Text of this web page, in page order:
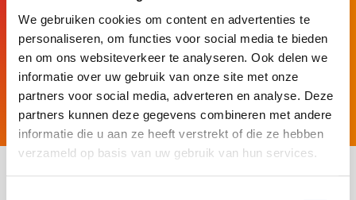
We gebruiken cookies om content en advertenties te
personaliseren, om functies voor social media te bieden
en om ons websiteverkeer te analyseren. Ook delen we
informatie over uw gebruik van onze site met onze
partners voor social media, adverteren en analyse. Deze
partners kunnen deze gegevens combineren met andere
informatie die u aan ze heeft verstrekt of die ze hebben
verzameld op basis van uw gebruik van hun services.
Wil jij onderdeel uitmaken van ons team? Bekijk
dan onze vacatures.
Bekijk de vacatures